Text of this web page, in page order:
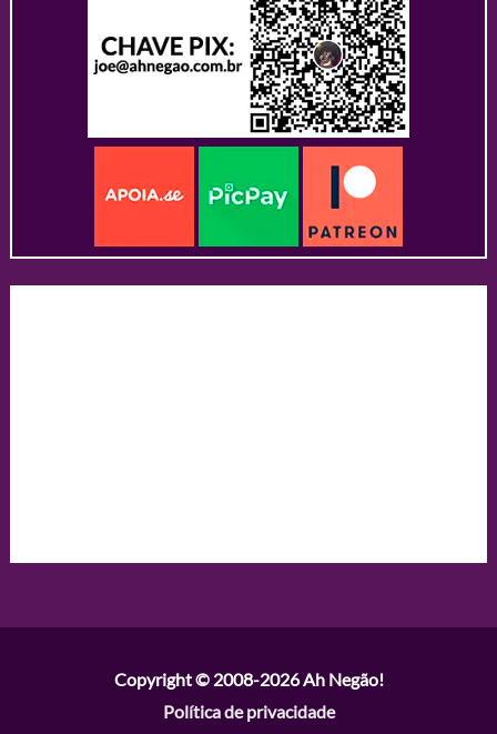
Copyright © 2008-2026Ah Negão!
Política de privacidade